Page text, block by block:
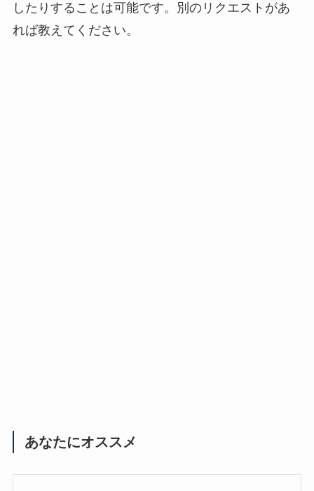
したりすることは可能です。別のリクエストがあ
れば教えてください。
あなたにオススメ